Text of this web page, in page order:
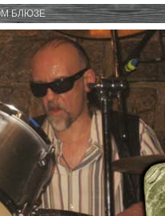
БЛЮЗЕ